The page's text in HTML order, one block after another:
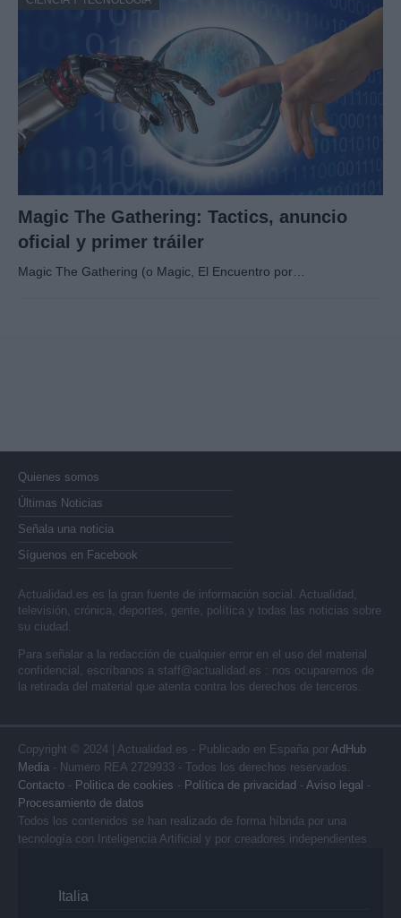
Magic The Gathering: Tactics, anuncio
oficial y primer tráiler
Magic The Gathering (o Magic, El Encuentro por…
Quienes somos
Últimas Noticias
Señala una noticia
Síguenos en Facebook
Actualidad.es es la gran fuente de información social. Actualidad,
televisión, crónica, deportes, gente, política y todas las noticias sobre
su ciudad.
Para señalar a la redacción de cualquier error en el uso del material
confidencial, escríbanos a staff@actualidad.es : nos ocuparemos de
la retirada del material que atenta contra los derechos de terceros.
Copyright © 2024 | Actualidad.es - Publicado en España por AdHub
Media - Numero REA 2729933 - Todos los derechos reservados.
Contacto - Politica de cookies - Política de privacidad - Aviso legal -
Procesamiento de datos
Todos los contenidos se han realizado de forma híbrida por una
tecnología con Inteligencia Artificial y por creadores independientes
Italia